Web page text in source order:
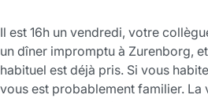
Il est 16h un vendredi, votre
un dîner impromptu à Zurenborg,
habituel est déjà pris. Si vous
vous est probablement familier. La